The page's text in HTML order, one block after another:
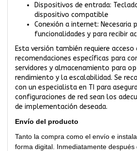
Dispositivos de entrada:
dispositivo compatible
Conexión a internet: Necesaria
funcionalidades y para recibir
Esta versión también requiere
recomendaciones específicas para
servidores y almacenamiento para
rendimiento y la escalabilidad. Se
con un especialista en TI para
configuraciones de red sean los
de implementación deseada.
Envío del producto
Tanto la compra como el envío e
forma digital. Inmediatamente después